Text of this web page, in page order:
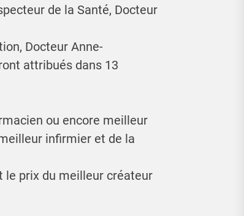
de la Santé, Docteur
Docteur Anne-
attribués dans 13
ou encore meilleur
infirmier et de la
prix du meilleur créateur